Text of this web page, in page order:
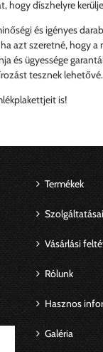
hogy díszhelyre
és igényes
azt szeretné,
és ügyessége
tesznek lehetővé.
is!
Termékek
Vásárlási
Rólunk
Hasznos
Galéria